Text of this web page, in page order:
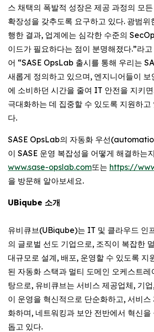
스 채택의 폭발적 성장은 제공 과정의 모
확장성을 갖추도록 요구하고 있다. 광범위
행한 결과, 업계에는 심각한 수준의
이드가 필요하다는 점이 분명해졌다.”라
어 “SASE OpsLab 출시를 통해 우리는
새롭게 정의하고 있으며, 엔지니어들이 보
에 소비하던 시간을 줄여 IT 안전을 지키
극대화하는 데 집중할 수 있도록 지원하고
다.
SASE OpsLab의 자동화 우선
이 SASE 운영 복잡성을 어떻게 해결하는
www.sase-opslab.com또는 https://
을 방문해 알아보세요.
UBiqube 소개
유비큐브(UBiqube)는 IT 및 클라우드 인
의 글로벌 선도 기업으로, 조직이 복잡한
대규모로 설계, 배포, 운영할 수 있도록 지
된 자동화 스택과 멀티 도메인 오케스트
탕으로, 유비큐브는 서비스 제공업체, 기
이 운영을 혁신적으로 단순화하고, 서비스
화하며, 네트워킹과 보안 전반에서 혁신을
돕고 있다.